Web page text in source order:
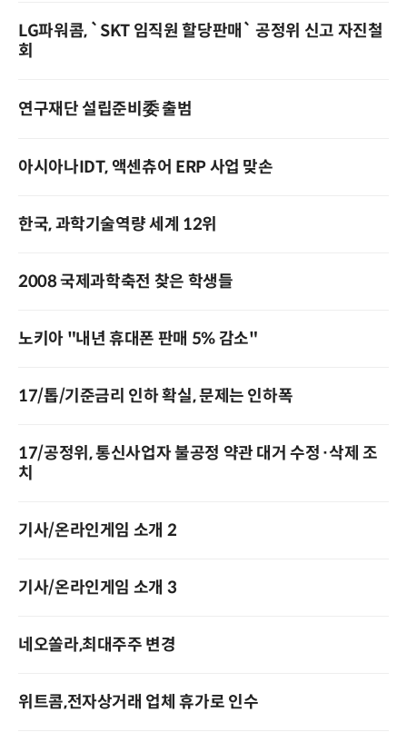
LG파워콤, `SKT 임직원 할당판매` 공정위 신고 자진철
회
연구재단 설립준비委 출범
아시아나IDT, 액센츄어 ERP 사업 맞손
한국, 과학기술역량 세계 12위
2008 국제과학축전 찾은 학생들
노키아 "내년 휴대폰 판매 5% 감소"
17/톱/기준금리 인하 확실, 문제는 인하폭
17/공정위, 통신사업자 불공정 약관 대거 수정·삭제 조
치
기사/온라인게임 소개 2
기사/온라인게임 소개 3
네오쏠라,최대주주 변경
위트콤,전자상거래 업체 휴가로 인수